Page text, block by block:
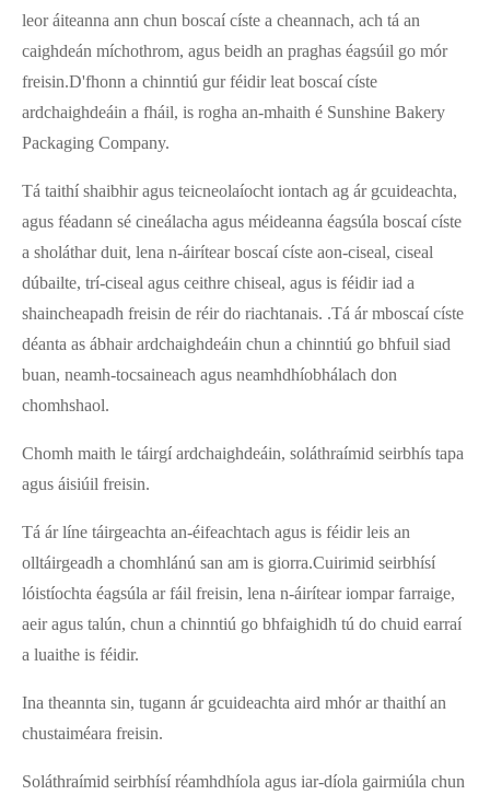
leor áiteanna ann chun boscaí císte a cheannach, ach tá an
caighdeán míchothrom, agus beidh an praghas éagsúil go mór
freisin.D'fhonn a chinntiú gur féidir leat boscaí císte
ardchaighdeáin a fháil, is rogha an-mhaith é Sunshine Bakery
Packaging Company.
Tá taithí shaibhir agus teicneolaíocht iontach ag ár gcuideachta,
agus féadann sé cineálacha agus méideanna éagsúla boscaí císte
a sholáthar duit, lena n-áirítear boscaí císte aon-ciseal, ciseal
dúbailte, trí-ciseal agus ceithre chiseal, agus is féidir iad a
shaincheapadh freisin de réir do riachtanais. .Tá ár mboscaí císte
déanta as ábhair ardchaighdeáin chun a chinntiú go bhfuil siad
buan, neamh-tocsaineach agus neamhdhíobhálach don
chomhshaol.
Chomh maith le táirgí ardchaighdeáin, soláthraímid seirbhís tapa
agus áisiúil freisin.
Tá ár líne táirgeachta an-éifeachtach agus is féidir leis an
olltáirgeadh a chomhlánú san am is giorra.Cuirimid seirbhísí
lóistíochta éagsúla ar fáil freisin, lena n-áirítear iompar farraige,
aeir agus talún, chun a chinntiú go bhfaighidh tú do chuid earraí
a luaithe is féidir.
Ina theannta sin, tugann ár gcuideachta aird mhór ar thaithí an
chustaiméara freisin.
Soláthraímid seirbhísí réamhdhíola agus iar-díola gairmiúla chun